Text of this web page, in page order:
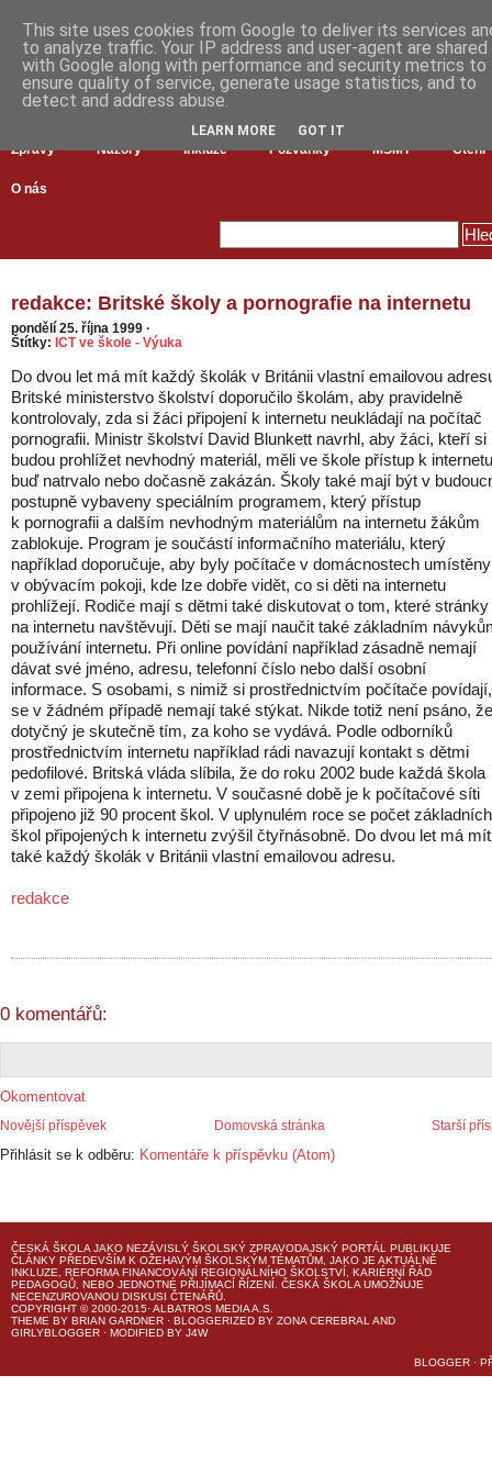
Zprávy Názory Inkluze Pozvánky MŠMT Čtení
O nás
redakce: Britské školy a pornografie na internetu
pondělí 25. října 1999 ·
Štítky: ICT ve škole - Výuka
Do dvou let má mít každý školák v Británii vlastní emailovou
Britské ministerstvo školství doporučilo školám, aby pravidelně
kontrolovaly, zda si žáci připojení k internetu neukládají na počítač
pornografii. Ministr školství David Blunkett navrhl, aby žáci, kteří si
budou prohlížet nevhodný materiál, měli ve škole přístup k internetu
buď natrvalo nebo dočasně zakázán. Školy také mají být v
postupně vybaveny speciálním programem, který přístup
k pornografii a dalším nevhodným materiálům na internetu žákům
zablokuje. Program je součástí informačního materiálu, který
například doporučuje, aby byly počítače v domácnostech umístěny
v obývacím pokoji, kde lze dobře vidět, co si děti na internetu
prohlížejí. Rodiče mají s dětmi také diskutovat o tom, které stránky
na internetu navštěvují. Děti se mají naučit také základním
používání internetu. Při online povídání například zásadně nemají
dávat své jméno, adresu, telefonní číslo nebo další osobní
informace. S osobami, s nimiž si prostřednictvím počítače povídají,
se v žádném případě nemají také stýkat. Nikde totiž není psáno, že
dotyčný je skutečně tím, za koho se vydává. Podle odborníků
prostřednictvím internetu například rádi navazují kontakt s dětmi
pedofilové. Britská vláda slíbila, že do roku 2002 bude každá škola
v zemi připojena k internetu. V současné době je k počítačové síti
připojeno již 90 procent škol. V uplynulém roce se počet základních
škol připojených k internetu zvýšil čtyřnásobně. Do dvou let má mít
také každý školák v Británii vlastní emailovou adresu.
redakce
0 komentářů:
Okomentovat
Novější příspěvek Starší
Domovská stránka
Přihlásit se k odběru: Komentáře k příspěvku (Atom)
ČESKÁ ŠKOLA JAKO NEZÁVISLÝ ŠKOLSKÝ ZPRAVODAJSKÝ PORTÁL PUBLIKUJE
ČLÁNKY PŘEDEVŠÍM K OŽEHAVÝM ŠKOLSKÝM TÉMATŮM, JAKO JE AKTUÁLNĚ
INKLUZE, REFORMA FINANCOVÁNÍ REGIONÁLNÍHO ŠKOLSTVÍ, KARIÉRNÍ ŘÁD
PEDAGOGŮ, NEBO JEDNOTNÉ PŘIJÍMACÍ ŘÍZENÍ. ČESKÁ ŠKOLA UMOŽŇUJE
NECENZUROVANOU DISKUSI ČTENÁŘŮ.
COPYRIGHT © 2000-2015· ALBATROS MEDIA A.S.
THEME BY BRIAN GARDNER · BLOGGERIZED BY ZONA CEREBRAL AND
GIRLYBLOGGER · MODIFIED BY J4W
BLOGGER ·
This site uses cookies from Google to deliver its services
to analyze traffic. Your IP address and user-agent are shared
with Google along with performance and security metrics to
ensure quality of service, generate usage statistics, and to
detect and address abuse.
LEARN MORE GOT IT